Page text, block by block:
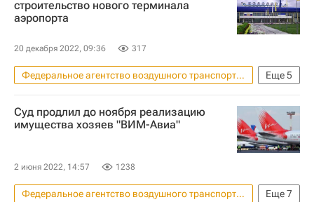
строительство нового терминала
аэропорта
20 декабря 2022, 09:36 317
Еще5
Федеральное агентство воздушного транспорта (Росавиация)
Улан-Удэ
Инфраструктура
Суд продлил до ноября реализацию
имущества хозяев "ВИМ-Авиа"
2 июня 2022, 14:57 1238
Еще7
Федеральное агентство воздушного транспорта (Росавиация)